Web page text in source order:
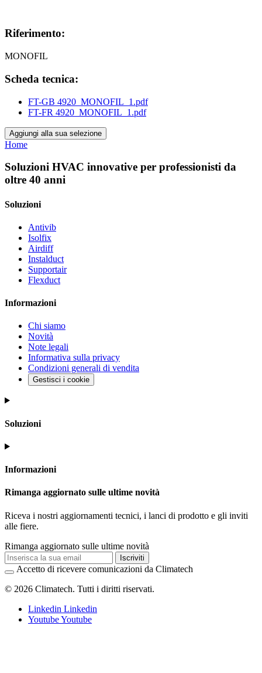
Riferimento:
MONOFIL
Scheda tecnica:
FT-GB 4920_MONOFIL_1.pdf
FT-FR 4920_MONOFIL_1.pdf
Aggiungi alla sua selezione
Home
Soluzioni HVAC innovative per professionisti da
oltre 40 anni
Soluzioni
Antivib
Isolfix
Airdiff
Instalduct
Supportair
Flexduct
Informazioni
Chi siamo
Novità
Note legali
Informativa sulla privacy
Condizioni generali di vendita
Gestisci i cookie
Soluzioni
Informazioni
Rimanga aggiornato sulle ultime novità
Riceva i nostri aggiornamenti tecnici, i lanci di prodotto e gli inviti
alle fiere.
Rimanga aggiornato sulle ultime novità
Iscriviti
Accetto di ricevere comunicazioni da Climatech
© 2026 Climatech. Tutti i diritti riservati.
Linkedin Linkedin
YoutubeYoutube